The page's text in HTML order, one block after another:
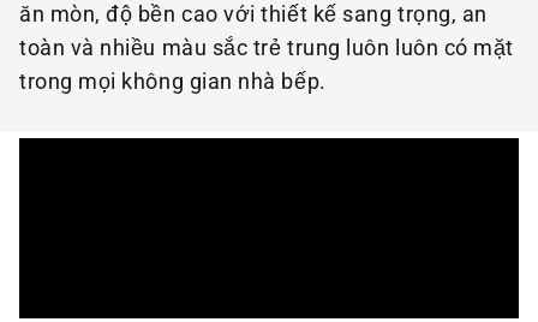
ăn mòn, độ bền cao với thiết kế sang trọng, an
toàn và nhiều màu sắc trẻ trung luôn luôn có mặt
trong mọi không gian nhà bếp.